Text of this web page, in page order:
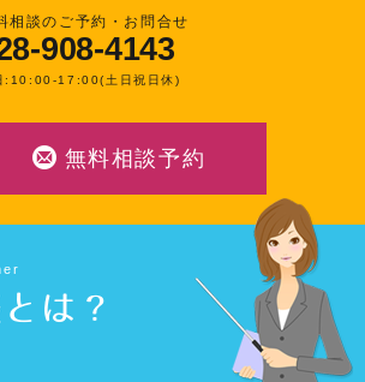
相談のご予約・お問合せ
908-4143
:10:00-17:00(土日祝日休)
無料相談予約
は？